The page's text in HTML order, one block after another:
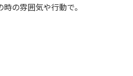
の雰囲気や行動で。